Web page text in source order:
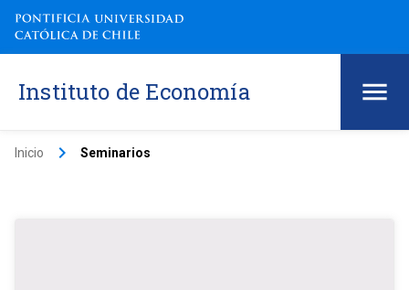
Instituto de Economía
Inicio keyboard_arrow_right Seminarios